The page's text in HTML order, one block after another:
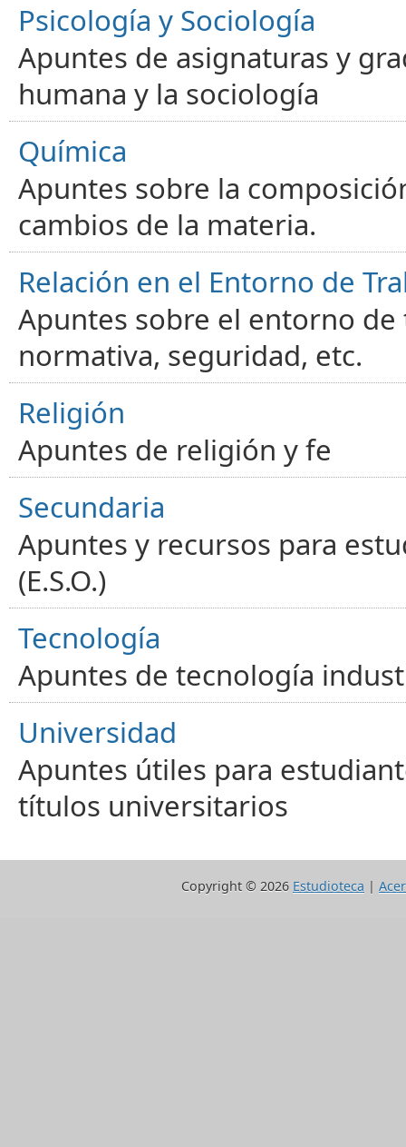
Psicología y Sociología
Apuntes de asignaturas y
humana y la sociología
Química
Apuntes sobre la
cambios de la materia.
Relación en el Entorno de
Apuntes sobre el entorno
normativa, seguridad, etc.
Religión
Apuntes de religión y fe
Secundaria
Apuntes y recursos para
(E.S.O.)
Tecnología
Apuntes de tecnología
Universidad
Apuntes útiles para
títulos universitarios
Copyright © 2026 Estudioteca |